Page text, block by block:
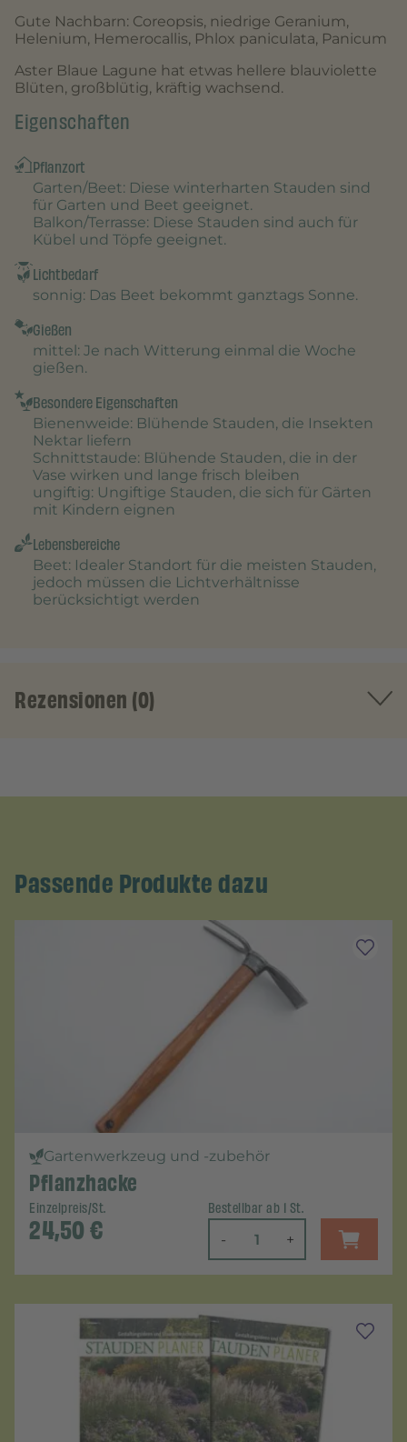
Gute Nachbarn: Coreopsis, niedrige Geranium,
Helenium, Hemerocallis, Phlox paniculata, Panicum
Aster Blaue Lagune hat etwas hellere blauviolette
Blüten, großblütig, kräftig wachsend.
Eigenschaften
Pflanzort
Garten/Beet: Diese winterharten Stauden sind
für Garten und Beet geeignet.
Balkon/Terrasse: Diese Stauden sind auch für
Kübel und Töpfe geeignet.
Lichtbedarf
sonnig: Das Beet bekommt ganztags Sonne.
Gießen
mittel : Je nach Witterung einmal die Woche
gießen.
Besondere Eigenschaften
Bienenweide: Blühende Stauden, die Insekten
Nektar liefern
Schnittstaude: Blühende Stauden, die in der
Vase wirken und lange frisch bleiben
ungiftig: Ungiftige Stauden, die sich für Gärten
mit Kindern eignen
Lebensbereiche
Beet: Idealer Standort für die meisten Stauden,
jedoch müssen die Lichtverhältnisse
berücksichtigt werden
Rezensionen (0)
Passende Produkte dazu
Gartenwerkzeug und -zubehör
Pflanzhacke
Einzelpreis/St.
24,50€
Bestellbar ab 1 St.
- +